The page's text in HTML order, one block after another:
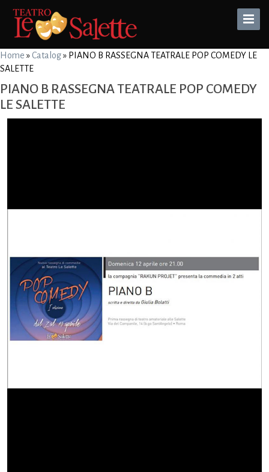
Toggle
Home »Catalog» PIANO B RASSEGNA TEATRALE POP COMEDY LE
SALETTE
PIANO B RASSEGNA TEATRALE POP COMEDY
LE SALETTE